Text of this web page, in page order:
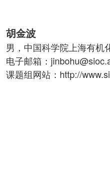
胡金波
男，中国科学院上海有机
电子邮箱：
课题组网站：http://